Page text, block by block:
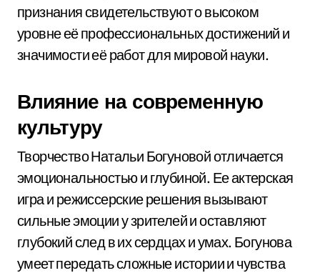
признания свидетельствуют о высоком
уровне её профессиональных достижений и
значимости её работ для мировой науки.
Влияние на современную
культуру
Творчество Натальи Богуновой отличается
эмоциональностью и глубиной. Ее актерская
игра и режиссерские решения вызывают
сильные эмоции у зрителей и оставляют
глубокий след в их сердцах и умах. Богунова
умеет передать сложные истории и чувства